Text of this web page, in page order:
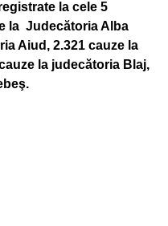
la cele 5
la Judecătoria Alba
Aiud, 2.321 cauze la
la judecătoria Blaj,